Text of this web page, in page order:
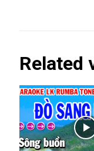
Related